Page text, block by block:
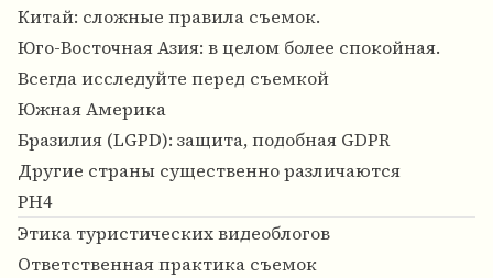
Китай: сложные правила съемок.
Юго-Восточная Азия: в целом более спокойная.
Всегда исследуйте перед съемкой
Южная Америка
Бразилия (LGPD): защита, подобная GDPR
Другие страны существенно различаются
PH4
Этика туристических видеоблогов
Ответственная практика съемок